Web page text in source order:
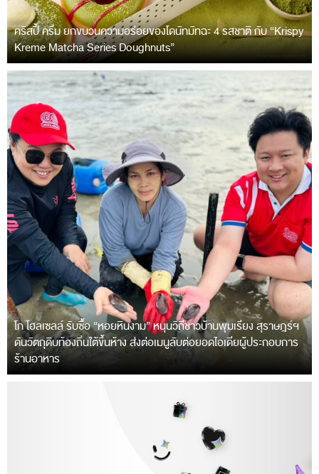
คริสปี้ ครีม ยกขบวนความอร่อยของโดนัทมัทฉะ 4 รสชาติ กับ “Krispy
Kreme Matcha Series Doughnuts”
โก โฮลเซลล์ รับซื้อ “หอยหินงาม” หนุนวิถีชาวบ้านพุมเรียง สุราษฎร์ฯ
ดันวัตถุดิบท้องถิ่นใต้ขึ้นห้าง ส่งต่อเมนูลับต่อยอดไอเดียผู้ประกอบการ
ร้านอาหาร